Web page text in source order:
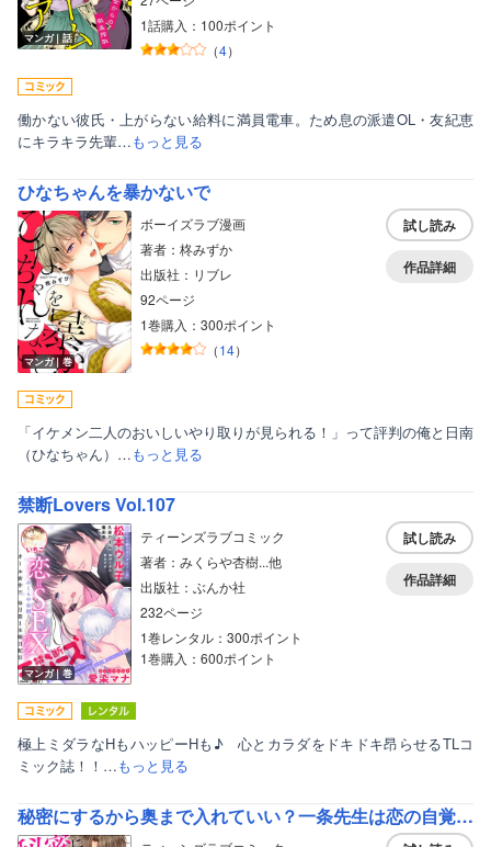
マンガ｜話
1話購入：100ポイント
（4）
働かない彼氏・上がらない給料に満員電車。ため息の派遣OL・友紀恵
にキラキラ先輩…もっと見る
ひなちゃんを暴かないで
マンガ｜巻
ボーイズラブ漫画
著者：柊みずか
出版社：リブレ
92ページ
1巻購入：300ポイント
（14）
試し読み
作品詳細
「イケメン二人のおいしいやり取りが見られる！」って評判の俺と日南
（ひなちゃん）…もっと見る
禁断Lovers Vol.107
マンガ｜巻
ティーンズラブコミック
著者：みくらや杏樹...他
出版社：ぶんか社
232ページ
1巻レンタル：300ポイント
1巻購入：600ポイント
試し読み
作品詳細
極上ミダラなHもハッピーHも♪ 心とカラダをドキドキ昂らせるTLコ
ミック誌！！…もっと見る
秘密にするから奥まで入れていい？一条先生は恋の自覚症状がない